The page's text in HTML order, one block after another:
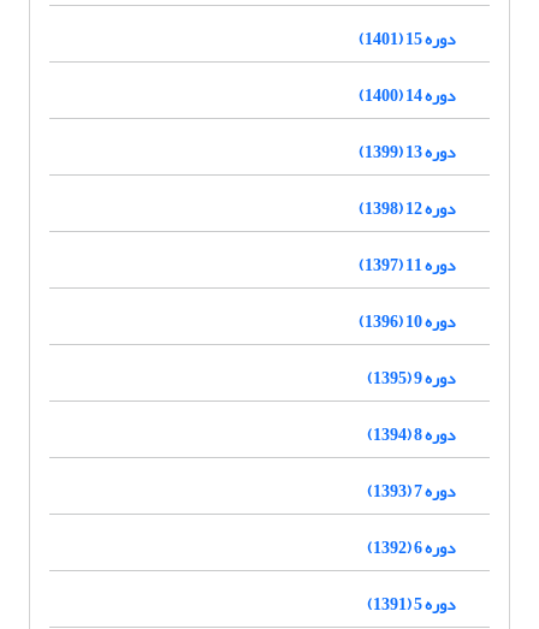
دوره 15 (1401)
دوره 14 (1400)
دوره 13 (1399)
دوره 12 (1398)
دوره 11 (1397)
دوره 10 (1396)
دوره 9 (1395)
دوره 8 (1394)
دوره 7 (1393)
دوره 6 (1392)
دوره 5 (1391)